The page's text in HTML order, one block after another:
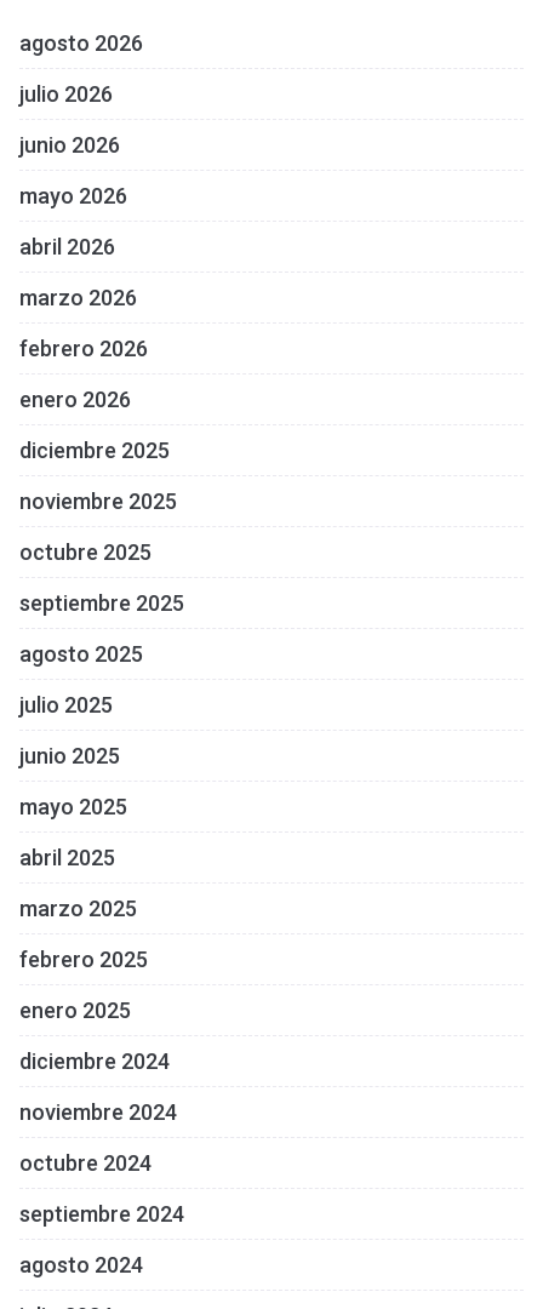
agosto 2026
julio 2026
junio 2026
mayo 2026
abril 2026
marzo 2026
febrero 2026
enero 2026
diciembre 2025
noviembre 2025
octubre 2025
septiembre 2025
agosto 2025
julio 2025
junio 2025
mayo 2025
abril 2025
marzo 2025
febrero 2025
enero 2025
diciembre 2024
noviembre 2024
octubre 2024
septiembre 2024
agosto 2024